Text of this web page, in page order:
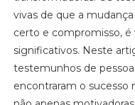
vivas de que a
certo e compromisso, é
significativos. Neste
testemunhos de
encontraram o sucesso